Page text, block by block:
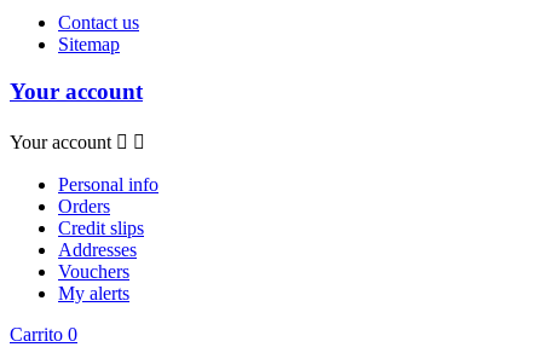
Contact us
Sitemap
Your account
Your account  
Personal info
Orders
Credit slips
Addresses
Vouchers
My alerts
Carrito 0